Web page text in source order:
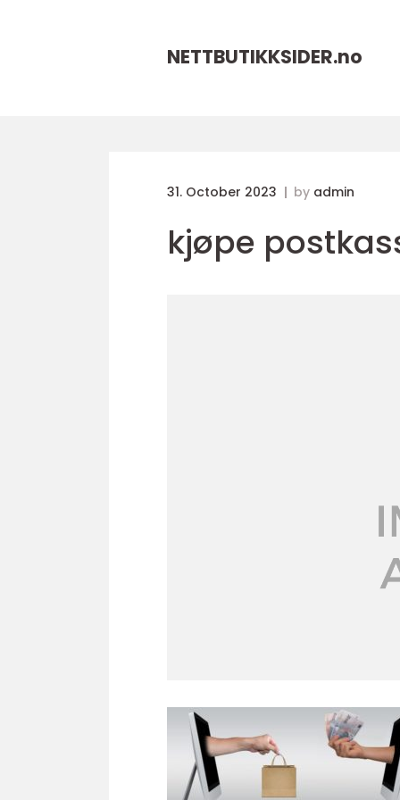
NETTBUTIKKSIDER.no
31. October 2023 by admin
kjøpe